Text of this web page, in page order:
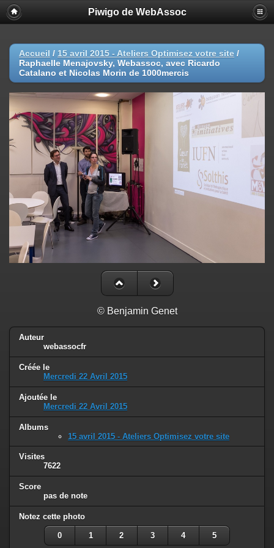
Piwigo de WebAssoc
Accueil / 15 avril 2015 - Ateliers Optimisez votre site /
Raphaelle Menajovsky, Webassoc, avec Ricardo
Catalano et Nicolas Morin de 1000mercis
© Benjamin Genet
Auteur
webassocfr
Créée le
Mercredi 22 Avril 2015
Ajoutée le
Mercredi 22 Avril 2015
Albums
15 avril 2015 - Ateliers Optimisez votre site
Visites
7622
Score
pas de note
Notez cette photo
0 1 2 3 4 5